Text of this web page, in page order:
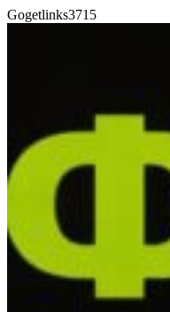
Gogetlinks3715